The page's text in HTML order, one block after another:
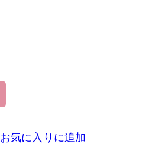
お気に入りに追加